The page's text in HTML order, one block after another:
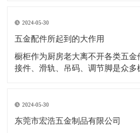
开料与落料：在图纸上标注尺寸后
材。然
2024-05-30
五金配件所起到的大作用
橱柜作为厨房老大离不开各类五金
接件、滑轨、吊码、调节脚是众多
调节脚，橱柜就像得了“软骨症”
柜五金件好
2024-05-30
东莞市宏浩五金制品有限公司